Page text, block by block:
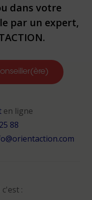
dans votre
par un expert,
en ligne
88
: